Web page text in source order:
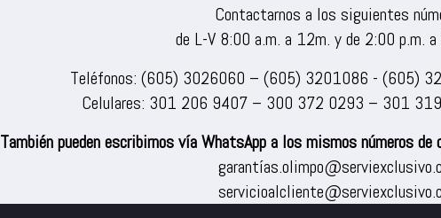
Contactarnos a los siguientes
de L-V 8:00 a.m. a 12m. y de 2:00 p.m.
Teléfonos: (605) 3026060 – (605) 3201086 - (605)
Celulares: 301 206 9407 – 300 372 0293 – 301
También pueden escribirnos vía WhatsApp a los mismos números